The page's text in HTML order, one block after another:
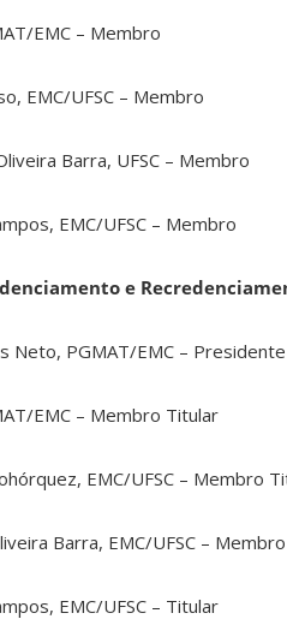
EMC – Membro
EMC/UFSC – Membro
Barra, UFSC – Membro
EMC/UFSC – Membro
e
Neto, PGMAT/EMC – Presidente
EMC – Membro Titular
EMC/UFSC – Membro
Barra, EMC/UFSC –
EMC/UFSC – Titular